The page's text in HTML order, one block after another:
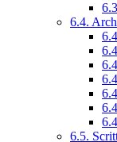
6.4.
6.5.